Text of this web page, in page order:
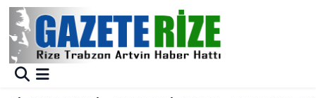
BÖLGEMİZ
Merkez Nöbetçi Eczaneler